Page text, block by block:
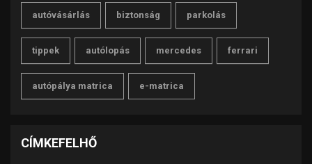
autóvásárlás biztonság parkolás
tippek autólopás mercedes ferrari
autópálya matrica e-matrica
CÍMKEFELHŐ